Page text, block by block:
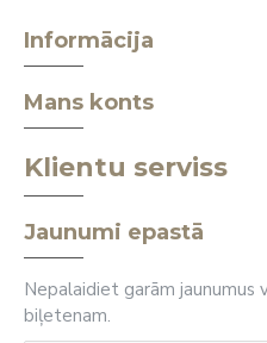
Informācija
Mans konts
Klientu serviss
Jaunumi epastā
Nepalaidiet garām jaunumus
biļetenam.